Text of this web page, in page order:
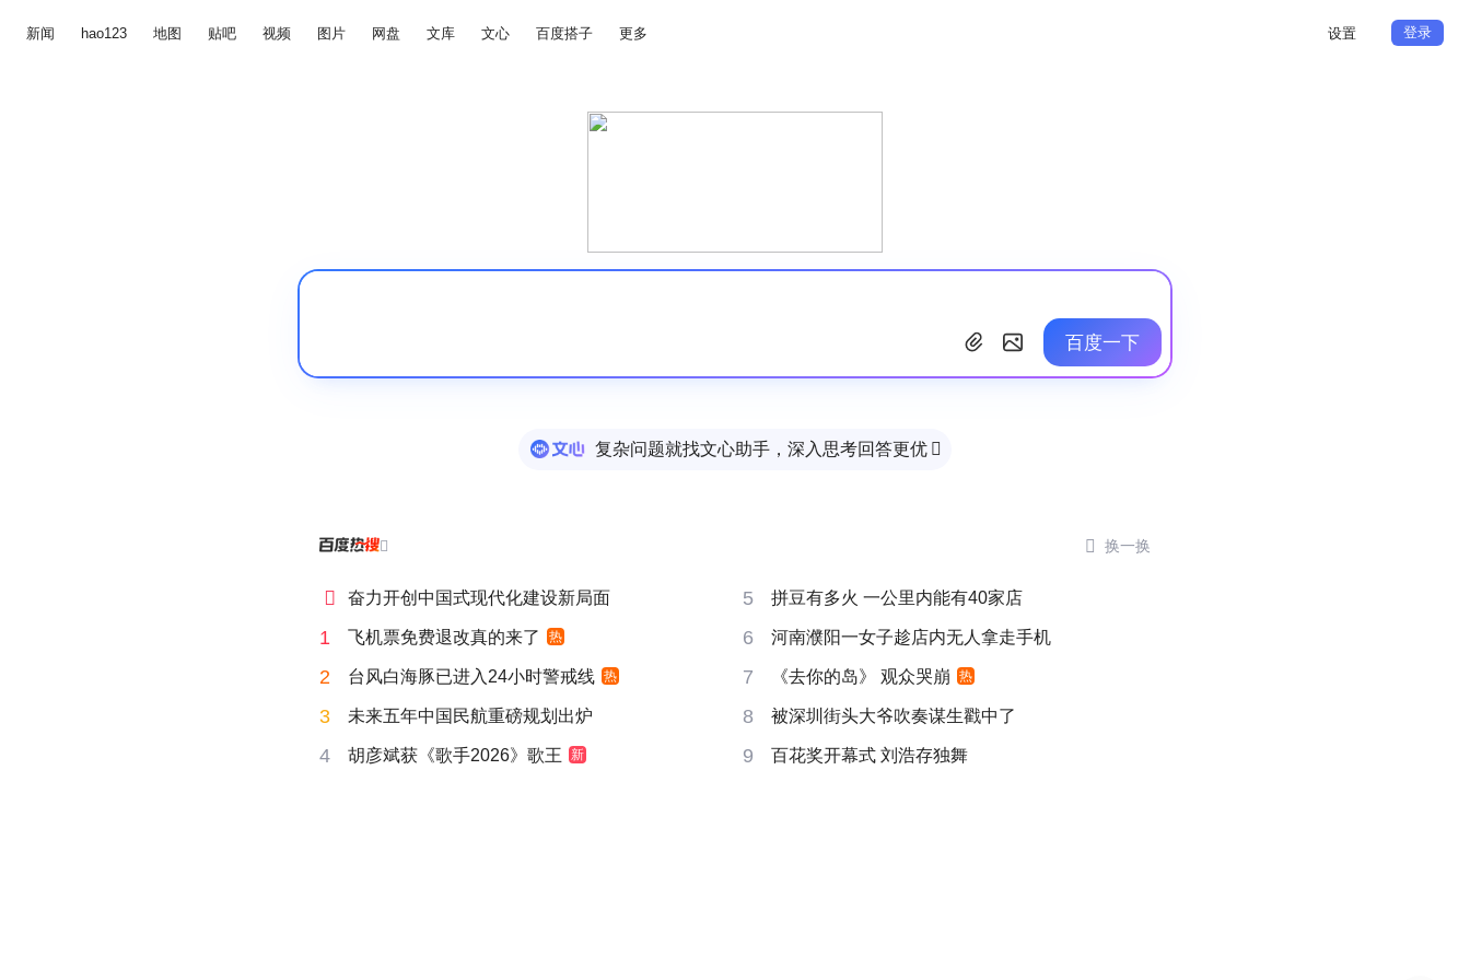
新闻 hao123 地图 贴吧 视频 图片 网盘 文库 文心 百度搭子 更多 设置 登录
百度一下
复杂问题就找文心助手，深入思考回答更优 
  换一换
 奋力开创中国式现代化建设新局面 5 拼豆有多火 一公里内能有40家店
1 飞机票免费退改真的来了 热 6 河南濮阳一女子趁店内无人拿走手机
2 台风白海豚已进入24小时警戒线 热 7 《去你的岛》 观众哭崩 热
3 未来五年中国民航重磅规划出炉 8 被深圳街头大爷吹奏谋生戳中了
4 胡彦斌获《歌手2026》歌王 新 9 百花奖开幕式 刘浩存独舞